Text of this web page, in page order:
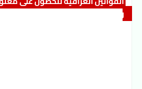
ودقة بشأن أثبات النسب في القانون